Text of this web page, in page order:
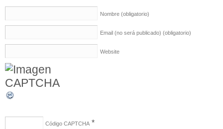
Nombre (obligatorio)
Email (no será publicado) (obligatorio)
Website
Código CAPTCHA *